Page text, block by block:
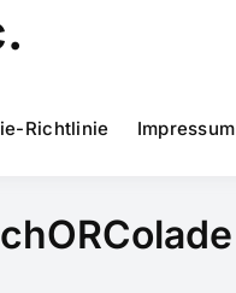
Richtlinie Impressum